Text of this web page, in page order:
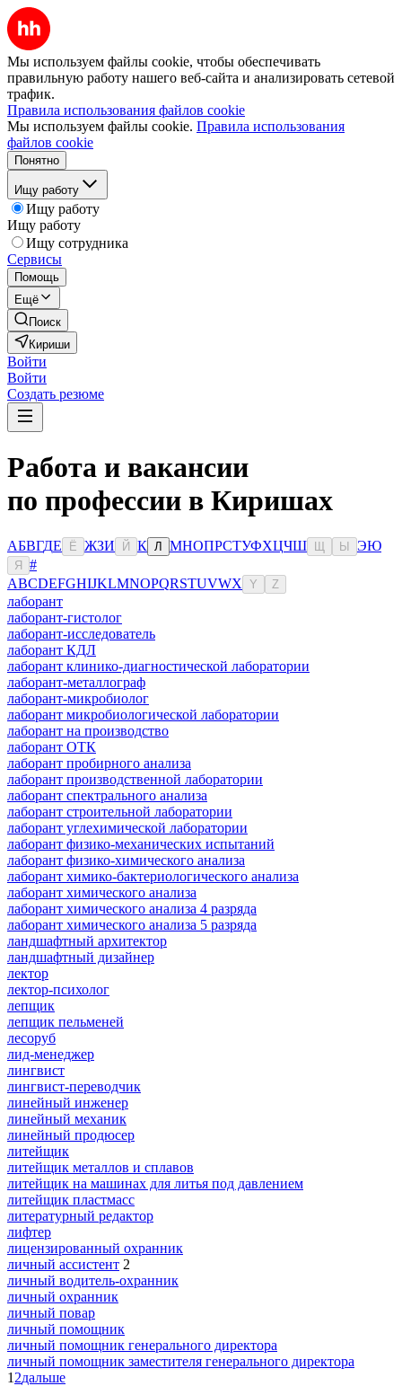
Мы используем файлы cookie, чтобы обеспечивать
правильную работу нашего веб-сайта и анализировать сетевой
трафик.
Правила использования файлов cookie
Мы используем файлы cookie. Правила использования
файлов cookie
Понятно
Ищу работу
Ищу работу
Ищу работу
Ищу сотрудника
Сервисы
Помощь
Ещё
Поиск
Кириши
Войти
Войти
Создать резюме
Работа и вакансии
по профессии в Киришах
АБВГДЕ Ё ЖЗИ Й К Л МНОПРСТУФХЦЧШ Ы ЭЮ
Я
#
ABCDEFGHIJKLMNOPQRSTUVWX Y Z
лаборант
лаборант-гистолог
лаборант-исследователь
лаборант КДЛ
лаборант клинико-диагностической лаборатории
лаборант-металлограф
лаборант-микробиолог
лаборант микробиологической лаборатории
лаборант на производство
лаборант ОТК
лаборант пробирного анализа
лаборант производственной лаборатории
лаборант спектрального анализа
лаборант строительной лаборатории
лаборант углехимической лаборатории
лаборант физико-механических испытаний
лаборант физико-химического анализа
лаборант химико-бактериологического анализа
лаборант химического анализа
лаборант химического анализа 4 разряда
лаборант химического анализа 5 разряда
ландшафтный архитектор
ландшафтный дизайнер
лектор
лектор-психолог
лепщик
лепщик пельменей
лесоруб
лид-менеджер
лингвист
лингвист-переводчик
линейный инженер
линейный механик
линейный продюсер
литейщик
литейщик металлов и сплавов
литейщик на машинах для литья под давлением
литейщик пластмасс
литературный редактор
лифтер
лицензированный охранник
личный ассистент 2
личный водитель-охранник
личный охранник
личный повар
личный помощник
личный помощник генерального директора
личный помощник заместителя генерального директора
1 2дальше